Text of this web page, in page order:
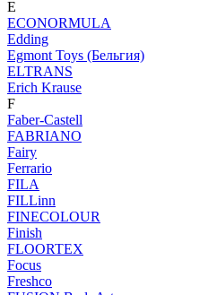
E
ECONORMULA
Edding
Egmont Toys (Бельгия)
ELTRANS
Erich Krause
F
Faber-Castell
FABRIANO
Fairy
Ferrario
FILA
FILLinn
FINECOLOUR
Finish
FLOORTEX
Focus
Freshco